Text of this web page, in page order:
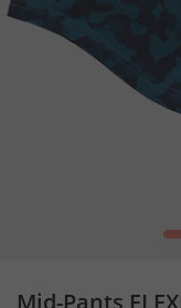
1
Mid-Pants